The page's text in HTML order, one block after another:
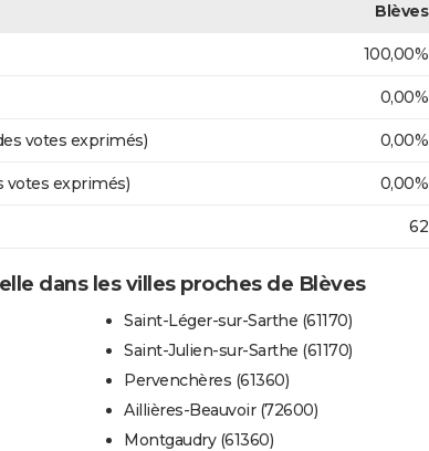
Blèves
100,00%
0,00%
votes exprimés) 0,00%
votes exprimés) 0,00%
62
dans les villes proches de Blèves
Saint-Léger-sur-Sarthe (61170)
Saint-Julien-sur-Sarthe (61170)
Pervenchères (61360)
Aillières-Beauvoir (72600)
Montgaudry (61360)